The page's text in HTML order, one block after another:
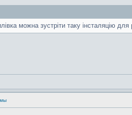
можна зустріти таку інсталяцію для